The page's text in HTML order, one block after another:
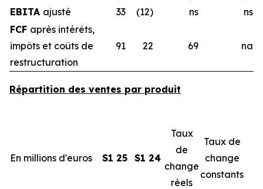
EBITA ajusté 33 (12) ns
ns
FCF après intérêts,
impôts et coûts de
restructuration
91 22 69 na
Répartition des ventes par produit
En millions d'euros S1 25 S1 24
Taux
de
change
réels
Taux de
change
constants